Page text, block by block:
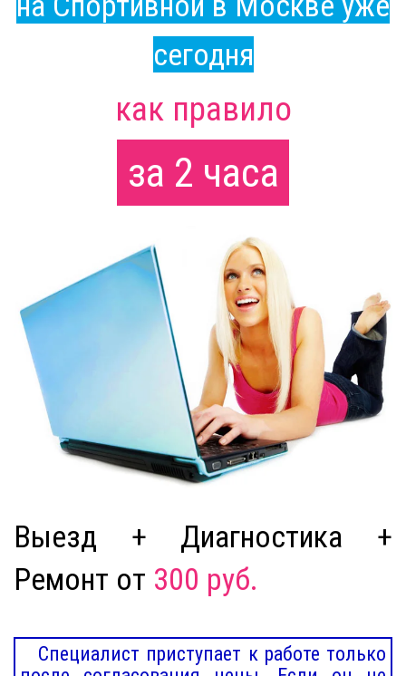
сегодня
как правило
за 2 часа
Выезд + Диагностика +
Ремонт от 300 руб.
Специалист приступает к работе только